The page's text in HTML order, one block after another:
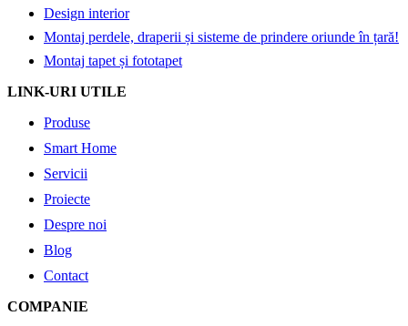
Design interior
Montaj perdele, draperii și sisteme de prindere oriunde în țară!
Montaj tapet și fototapet
LINK-URI UTILE
Produse
Smart Home
Servicii
Proiecte
Despre noi
Blog
Contact
COMPANIE